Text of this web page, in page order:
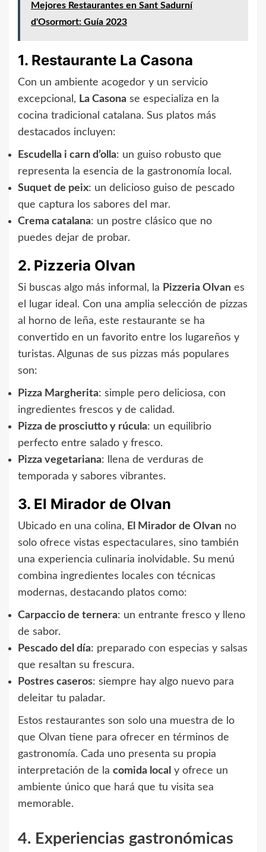
Mejores Restaurantes en Sant Sadurní
d'Osormort: Guía 2023
1. Restaurante La Casona
Con un ambiente acogedor y un servicio
excepcional, La Casona se especializa en la
cocina tradicional catalana. Sus platos más
destacados incluyen:
Escudella i carn d’olla: un guiso robusto que
representa la esencia de la gastronomía local.
Suquet de peix: un delicioso guiso de pescado
que captura los sabores del mar.
Crema catalana: un postre clásico que no
puedes dejar de probar.
2. Pizzeria Olvan
Si buscas algo más informal, la Pizzeria Olvan es
el lugar ideal. Con una amplia selección de pizzas
al horno de leña, este restaurante se ha
convertido en un favorito entre los lugareños y
turistas. Algunas de sus pizzas más populares
son:
Pizza Margherita: simple pero deliciosa, con
ingredientes frescos y de calidad.
Pizza de prosciutto y rúcula: un equilibrio
perfecto entre salado y fresco.
Pizza vegetariana: llena de verduras de
temporada y sabores vibrantes.
3. El Mirador de Olvan
Ubicado en una colina, El Mirador de Olvan no
solo ofrece vistas espectaculares, sino también
una experiencia culinaria inolvidable. Su menú
combina ingredientes locales con técnicas
modernas, destacando platos como:
Carpaccio de ternera: un entrante fresco y lleno
de sabor.
Pescado del día: preparado con especias y salsas
que resaltan su frescura.
Postres caseros: siempre hay algo nuevo para
deleitar tu paladar.
Estos restaurantes son solo una muestra de lo
que Olvan tiene para ofrecer en términos de
gastronomía. Cada uno presenta su propia
interpretación de la comida local y ofrece un
ambiente único que hará que tu visita sea
memorable.
4. Experiencias gastronómicas